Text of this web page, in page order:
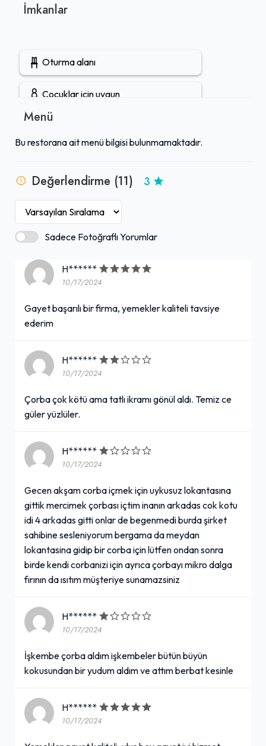
İmkanlar
Oturma alanı
Çocuklar için uygun
Çocuk menüsü
Açık hava oturma alanı
Tuvalet mevcut
+ Daha Fazla (8)
Menü
Bu restorana ait menü bilgisi bulunmamaktadır.
Değerlendirme (11) 3
Sadece Fotoğraflı Yorumlar
H******
10/17/2024
Gayet başarılı bir firma, yemekler kaliteli tavsiye
ederim
H******
10/17/2024
Çorba çok kötü ama tatlı ikramı gönül aldı. Temiz ce
güler yüzlüler.
H******
10/17/2024
Gecen akşam corba içmek için uykusuz lokantasına
gittik mercimek çorbası içtim inanın arkadas cok kotu
idi 4 arkadas gitti onlar de begenmedi burda şirket
sahibine sesleniyorum bergama da meydan
lokantasina gidip bir corba için lütfen ondan sonra
birde kendi corbanizi için ayrıca çorbayı mikro dalga
fırının da ısıtım müşteriye sunamazsiniz
H******
10/17/2024
İşkembe çorba aldım işkembeler bütün büyün
kokusundan bir yudum aldım ve attım berbat kesinle
H******
10/17/2024